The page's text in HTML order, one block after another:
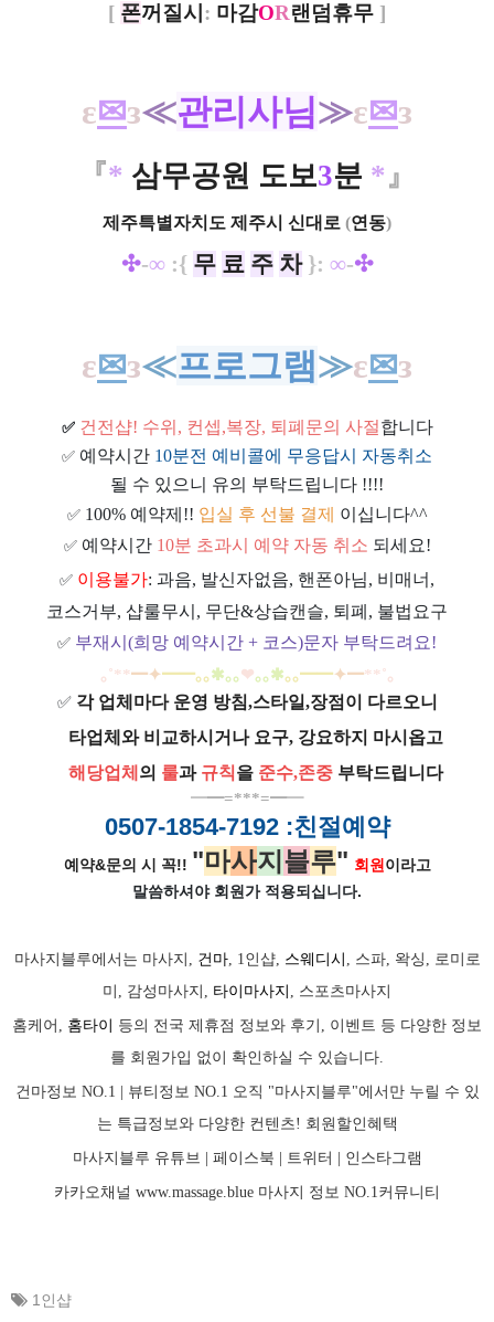
[ 폰꺼질시 : 마감OR랜덤휴무 ]
ε✉з≪관리사님≫ε✉з
『* 삼무공원 도보3분 *』
제주특별자치도 제주시 신대로 (연동)
✣-∞:{ 무 료 주 차 }: ∞-✣
ε✉з≪프로그램≫ε✉з
✅ 건전샵! 수위, 컨셉,복장, 퇴폐문의 사절합니다
✅ 예약시간 10분전 예비콜에 무응답시 자동취소
될 수 있으니 유의 부탁드립니다 !!!!
✅ 100% 예약제!! 입실 후 선불 결제 이십니다^^
✅ 예약시간 10분 초과시 예약 자동 취소 되세요!
✅ 이용불가: 과음, 발신자없음, 핸폰아님, 비매너,
코스거부, 샵룰무시, 무단&상습캔슬, 퇴폐, 불법요구
✅ 부재시(희망 예약시간 + 코스)문자 부탁드려요!
｡˚**━✦━━｡｡✱｡｡❤｡｡✱｡｡━━✦━**˚｡
✅ 각 업체마다 운영 방침,스타일,장점이 다르오니
타업체와 비교하시거나 요구, 강요하지 마시옵고
해당업체 의 룰과 규칙 을 준수,존중 부탁드립니다
━━=***=━━
0507-1854-7192:친절예약
예약&문의 시 꼭!! "마사지 블루" 회원이라고
말씀하셔야 회원가 적용되십니다.
마사지블루에서는 마사지, 건마, 1인샵, 스웨디시 , 스파, 왁싱, 로미로
미, 감성마사지, 타이마사지 , 스포츠마사지
홈케어, 홈타이 등의 전국 제휴점 정보와 후기, 이벤트 등 다양한 정보
를 회원가입 없이 확인하실 수 있습니다.
건마정보 NO.1 | 뷰티정보 NO.1 오직 "마사지블루"에서만 누릴 수 있
는 특급정보와 다양한 컨텐츠! 회원할인혜택
마사지블루 유튜브 | 페이스북 | 트위터 | 인스타그램
카카오채널 www.massage.blue 마사지 정보 NO.1커뮤니티
1인샵